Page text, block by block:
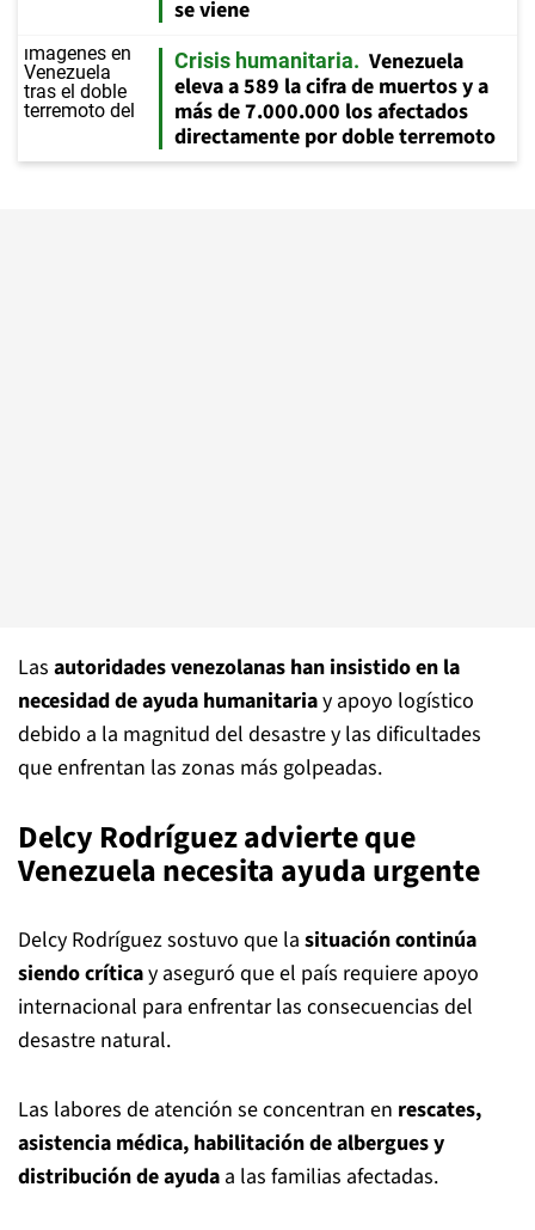
se viene
Crisis humanitaria
Venezuela
eleva a 589 la cifra de muertos y a
más de 7.000.000 los afectados
directamente por doble terremoto
Las autoridades venezolanas han insistido en la
necesidad de ayuda humanitariay apoyo logístico
debido a la magnitud del desastre y las dificultades
que enfrentan las zonas más golpeadas.
Delcy Rodríguez advierte que
Venezuela necesita ayuda urgente
Delcy Rodríguez sostuvo que la situación continúa
siendo críticay aseguró que el país requiere apoyo
internacional para enfrentar las consecuencias del
desastre natural.
Las labores de atención se concentran en rescates,
asistencia médica, habilitación de albergues y
distribución de ayuda a las familias afectadas.